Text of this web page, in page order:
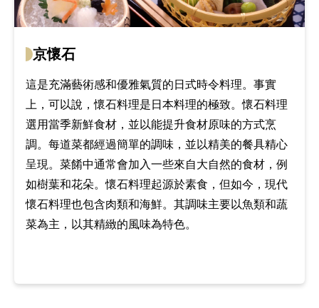
京懷石
這是充滿藝術感和優雅氣質的日式時令料理。事實
上，可以說，懷石料理是日本料理的極致。懷石料理
選用當季新鮮食材，並以能提升食材原味的方式烹
調。每道菜都經過簡單的調味，並以精美的餐具精心
呈現。菜餚中通常會加入一些來自大自然的食材，例
如樹葉和花朵。懷石料理起源於素食，但如今，現代
懷石料理也包含肉類和海鮮。其調味主要以魚類和蔬
菜為主，以其精緻的風味為特色。